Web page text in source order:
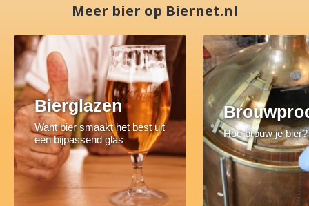
Meer bier op Biernet.nl
Bierglazen
Want bier smaakt het best uit
een bijpassend glas
Hoe brouw je bier?